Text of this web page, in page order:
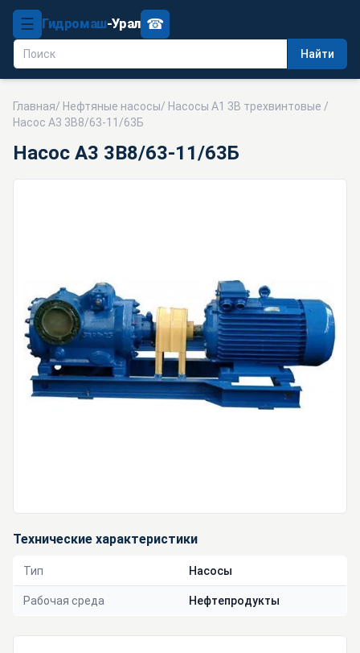
☰ Гидромаш-Урал
Найти
☎
Главная/ Нефтяные насосы/ Насосы А1 3В трехвинтовые /
Насос А3 3В8/63-11/63Б
Насос А3 3В8/63-11/63Б
Технические характеристики
Тип Насосы
Рабочая среда Нефтепродукты